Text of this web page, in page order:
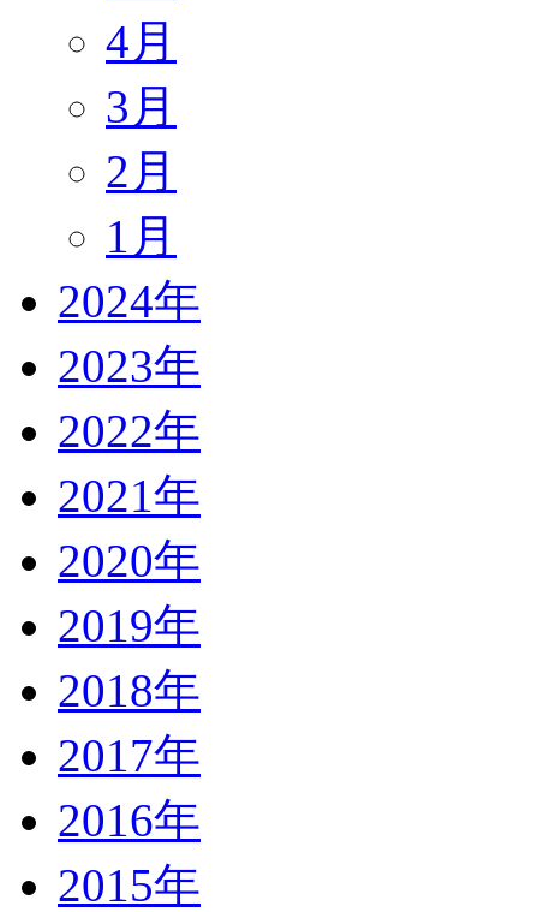
4月
3月
2月
1月
2024年
2023年
2022年
2021年
2020年
2019年
2018年
2017年
2016年
2015年